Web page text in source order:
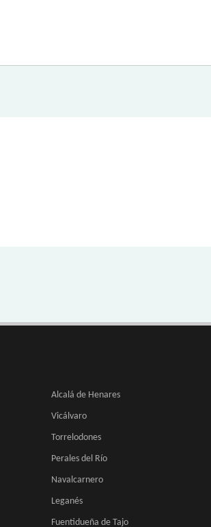
Alcalá de Henares
Vicálvaro
Torrelodones
Perales del Río
Navalcarnero
Leganés
Fuentidueña de Tajo